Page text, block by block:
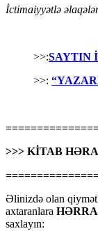
İctimaiyyətlə
>>:SAYTIN
>>:
>>> KİTAB
Əlinizdə olan
axtaranlara
saxlayın: